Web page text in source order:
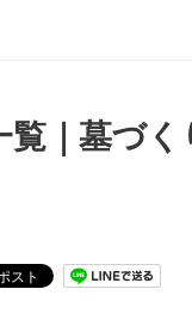
覧｜墓づ